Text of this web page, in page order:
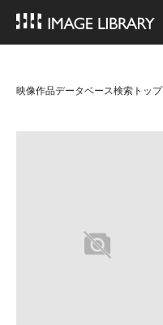
映像作品データベース検索トップ